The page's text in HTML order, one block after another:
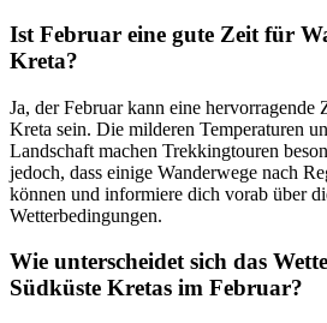
Ist Februar eine gute Zeit für
Kreta?
Ja, der Februar kann eine hervorragende
Kreta sein. Die milderen Temperaturen
Landschaft machen Trekkingtouren
jedoch, dass einige Wanderwege nach
können und informiere dich vorab über
Wetterbedingungen.
Wie unterscheidet sich das
Südküste Kretas im Februar?